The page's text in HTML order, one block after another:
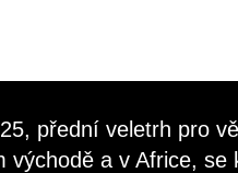
přední veletrh pro
východě a v Africe,